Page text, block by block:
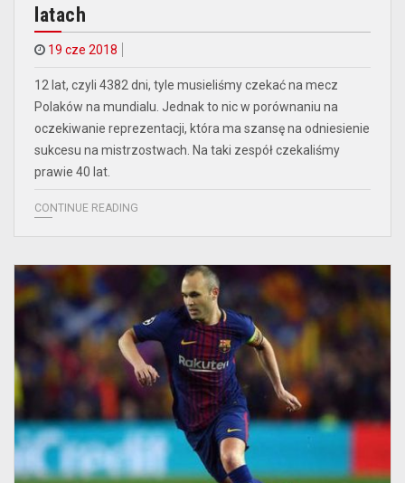
latach
19 cze 2018
12 lat, czyli 4382 dni, tyle musieliśmy czekać na mecz
Polaków na mundialu. Jednak to nic w porównaniu na
oczekiwanie reprezentacji, która ma szansę na odniesienie
sukcesu na mistrzostwach. Na taki zespół czekaliśmy
prawie 40 lat.
CONTINUE READING